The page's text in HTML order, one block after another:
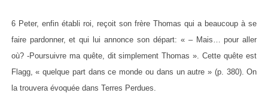
6 Peter, enfin établi roi, reçoit son frère Thomas qui a beaucoup à se
faire pardonner, et qui lui annonce son départ: « – Mais… pour aller
où? -Poursuivre ma quête, dit simplement Thomas ». Cette quête est
Flagg, « quelque part dans ce monde ou dans un autre » (p. 380). On
la trouvera évoquée dans Terres Perdues.